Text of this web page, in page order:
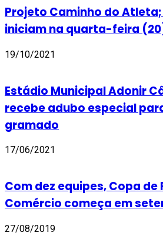
Projeto Caminho do
iniciam na quarta-feira
19/10/2021
Estádio Municipal Adonir
recebe adubo especial
gramado
17/06/2021
Com dez equipes, Copa de
Comércio começa em
27/08/2019